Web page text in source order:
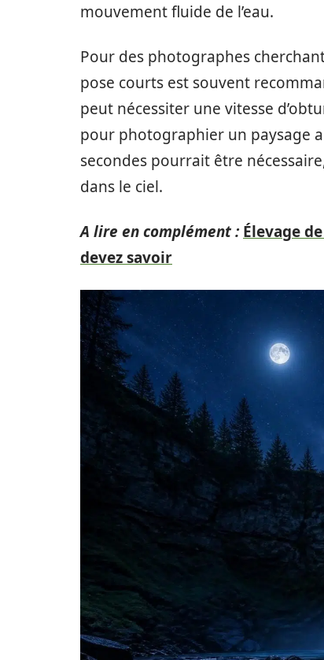
mouvement fluide de l’eau.
Pour des photographes
pose courts est souvent
peut nécessiter une vitesse
pour photographier un paysage
secondes pourrait être
dans le ciel.
A lire en complément : Élevage
devez savoir